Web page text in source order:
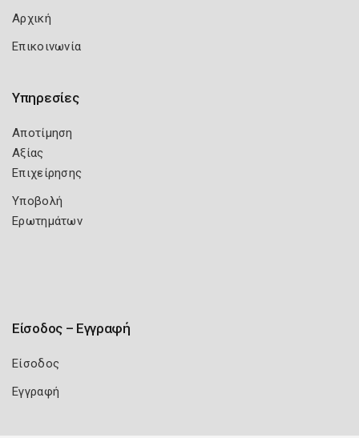
Αρχική
Επικοινωνία
Υπηρεσίες
Αποτίμηση
Αξίας
Επιχείρησης
Υποβολή
Ερωτημάτων
Είσοδος – Εγγραφή
Είσοδος
Εγγραφή